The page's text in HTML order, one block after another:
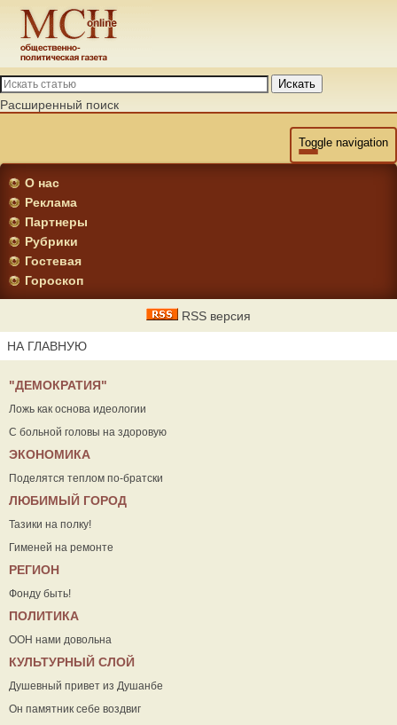
Искать
Расширенный поиск
Toggle navigation
О нас
Реклама
Партнеры
Рубрики
Гостевая
Гороскоп
RSS версия
НА ГЛАВНУЮ
"ДЕМОКРАТИЯ"
Ложь как основа идеологии
С больной головы на здоровую
ЭКОНОМИКА
Поделятся теплом по-братски
ЛЮБИМЫЙ ГОРОД
Тазики на полку!
Гименей на ремонте
РЕГИОН
Фонду быть!
ПОЛИТИКА
ООН нами довольна
КУЛЬТУРНЫЙ СЛОЙ
Душевный привет из Душанбе
Он памятник себе воздвиг